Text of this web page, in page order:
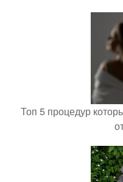
Топ 5 процедур